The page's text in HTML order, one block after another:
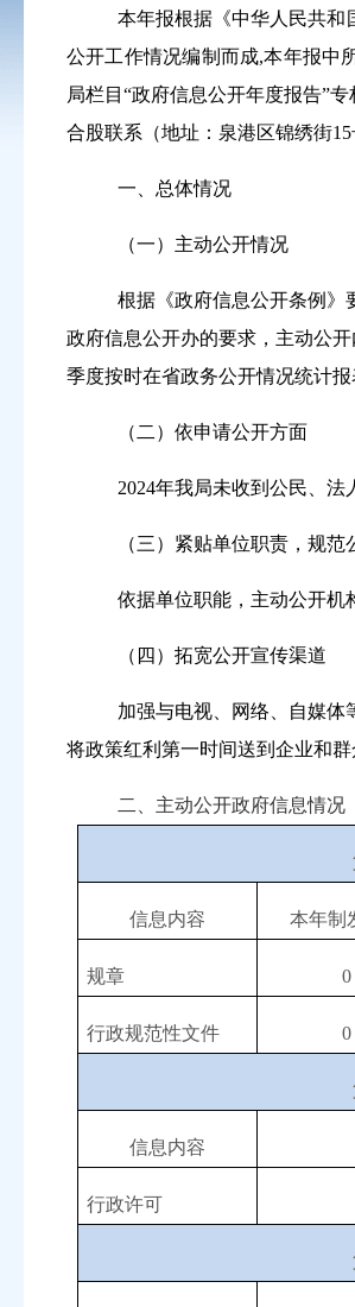
本年报根据《中华人民共和
公开工作情况编制而成,本年报中
局栏目“政府信息公开年度报告”
合股联系（地址：泉港区锦绣街15
一、总体情况
（一）主动公开情况
根据《政府信息公开条例》
政府信息公开办的要求，主动公
季度按时在省政务公开情况统计报
（二）依申请公开方面
2024年我局未收到公民、法
（三）紧贴单位职责，规范
依据单位职能，主动公开机
（四）拓宽公开宣传渠道
加强与电视、网络、自媒体
将政策红利第一时间送到企业和群
二、 主动公开政府信息情况
信息内容 本年制
规章 0
行政规范性文件 0
信息内容
行政许可